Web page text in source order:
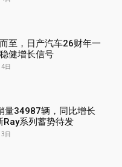
至，日产汽车26财年一
健增长信号
日
量34987辆，同比增长
Ray系列蓄势待发
日